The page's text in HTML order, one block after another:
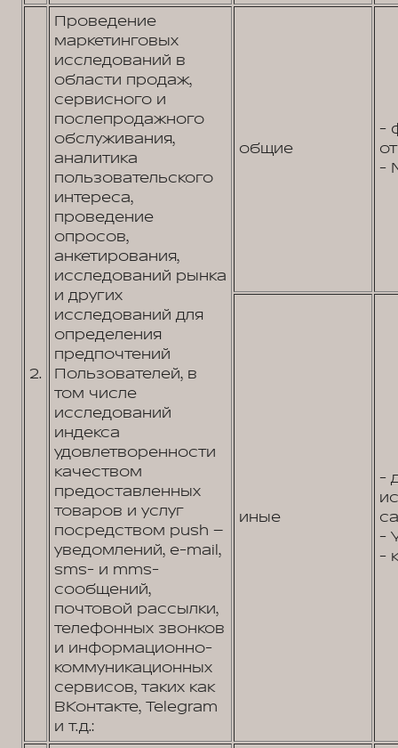
2.
Проведение
маркетинговых
исследований в
области продаж,
сервисного и
послепродажного
обслуживания,
аналитика
пользовательского
интереса,
проведение
опросов,
анкетирования,
исследований рынка
и других
исследований для
определения
предпочтений
Пользователей, в
том числе
исследований
индекса
удовлетворенности
качеством
предоставленных
товаров и услуг
посредством push –
уведомлений, e-mail,
sms- и mms-
сообщений,
почтовой рассылки,
телефонных звонков
и информационно-
коммуникационных
сервисов, таких как
ВКонтакте, Telegram
и т.д.:
общие
-
-
иные
-
-
-